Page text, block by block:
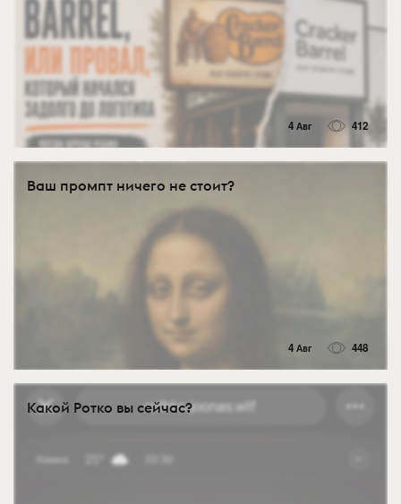
4 Авг 412
Ваш промпт ничего не стоит?
4 Авг 448
Какой Ротко вы сейчас?